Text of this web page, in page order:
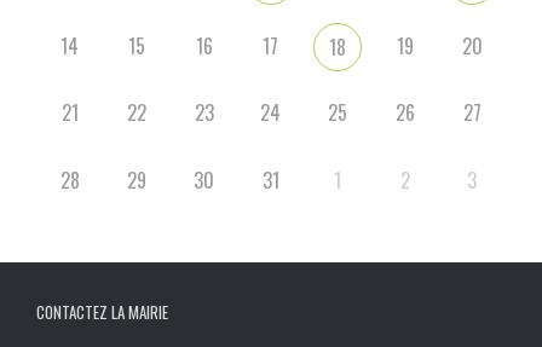
14 15 16 17 18 19 20
21 22 23 24 25 26 27
28 29 30 31 1 2 3
CONTACTEZ LA MAIRIE